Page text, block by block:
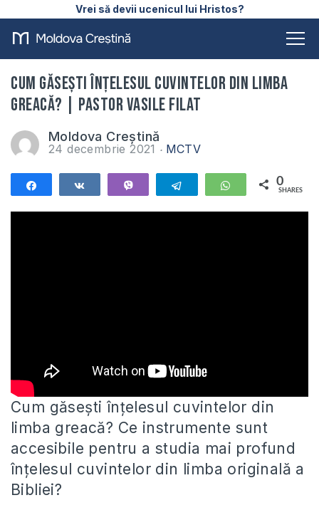
Vrei să devii ucenicul lui Hristos?
Cum găsești înțelesul cuvintelor din limba
greacă? | Pastor Vasile Filat
Moldova Creștină
24 decembrie 2021 MCTV
Telegram WhatsApp
0
SHARES
Cum găsești înțelesul cuvintelor din
limba greacă? Ce instrumente sunt
accesibile pentru a studia mai profund
înțelesul cuvintelor din limba originală a
Bibliei?